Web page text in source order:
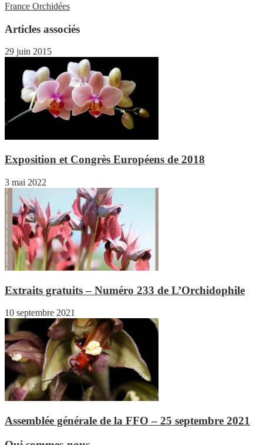
France Orchidées
Articles associés
29 juin 2015
Exposition et Congrès Européens de 2018
3 mai 2022
Extraits gratuits – Numéro 233 de L’Orchidophile
10 septembre 2021
Assemblée générale de la FFO – 25 septembre 2021